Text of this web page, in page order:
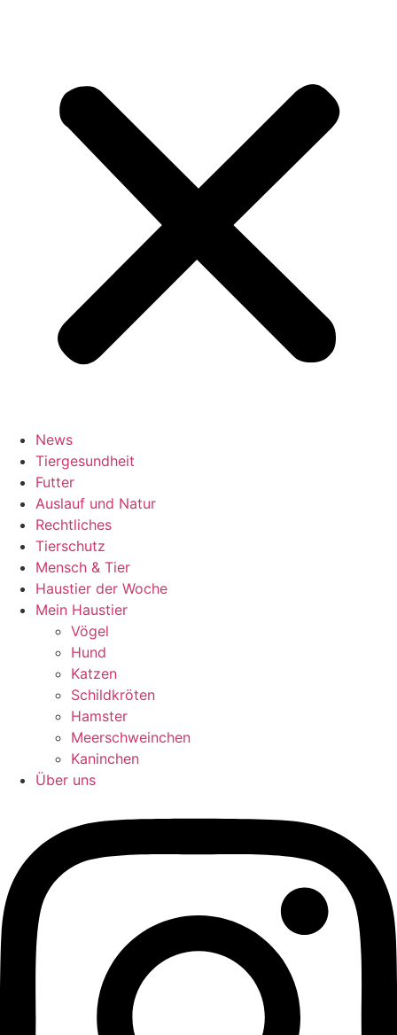
News
Tiergesundheit
Futter
Auslauf und Natur
Rechtliches
Tierschutz
Mensch & Tier
Haustier der Woche
Mein Haustier
Vögel
Hund
Katzen
Schildkröten
Hamster
Meerschweinchen
Kaninchen
Über uns